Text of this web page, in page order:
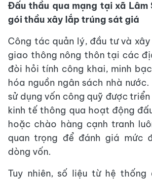
Đấu thầu qua mạng tại xã Lâm
gói thầu xây lắp trúng sát giá
Công tác quản lý, đầu tư và
giao thông nông thôn tại các
đòi hỏi tính công khai, minh
hóa nguồn ngân sách nhà
sử dụng vốn công quỹ được
kinh tế thông qua hoạt động
hoặc chào hàng cạnh tranh
quan trọng để đánh giá mức
dòng vốn.
Tuy nhiên, số liệu từ hệ thống